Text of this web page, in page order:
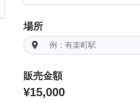
場所
room
販売金額
¥15,000